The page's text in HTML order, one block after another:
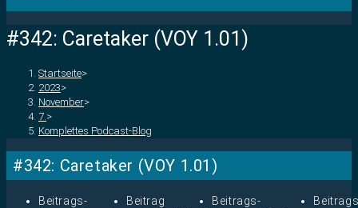
#342: Caretaker (VOY 1.01)
Startseite>
2023>
November>
7. >
Komplettes Podcast-Blog
#342: Caretaker (VOY 1.01)
Beitrags-
Beitrag
Beitrags-